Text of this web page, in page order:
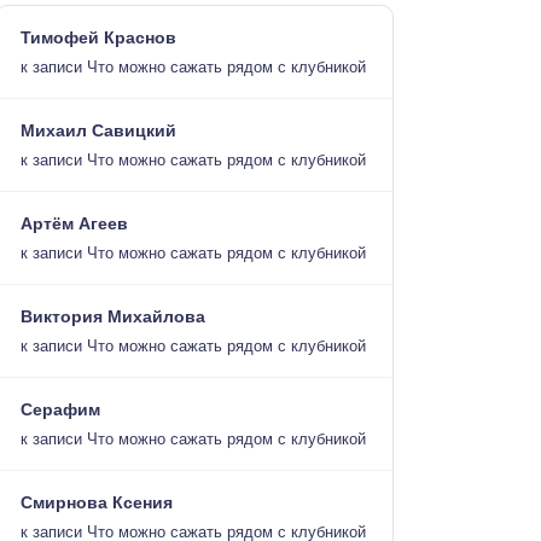
Тимофей Краснов
к записи Что можно сажать рядом с клубникой
Михаил Савицкий
к записи Что можно сажать рядом с клубникой
Артём Агеев
к записи Что можно сажать рядом с клубникой
Виктория Михайлова
к записи Что можно сажать рядом с клубникой
Серафим
к записи Что можно сажать рядом с клубникой
Смирнова Ксения
к записи Что можно сажать рядом с клубникой